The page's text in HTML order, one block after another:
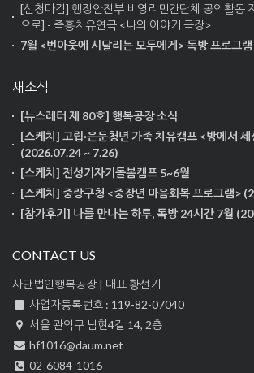
[신청마감] 행정안전부 비영리민간단체 공익활동
으로] - 즉흥치유연극 <나의 이야기 극장>
7월 <번아웃에 시달리는 모두에게> 독방 프로그
새소식
[뉴스레터 제 80호] 행복공장 소식
[스케치] 고립·은둔청년 가족 치유캠프 <방에서
(2026.07.24 ~ 7.26)
[스케치] 전성기자기돌봄캠프 5~6월
[스케치] 중랑구청 <중장년 마음회복 프로그램>
[참가후기] 나를 만나는 하루, 독방 24시간 7월
CONTACT US
사단법인행복공장 | 대표 황선기
사업자등록번호 : 119-82-07040
서울 관악구 남현4길 14, 2층
hf1016@daum.net
02-6084-1016